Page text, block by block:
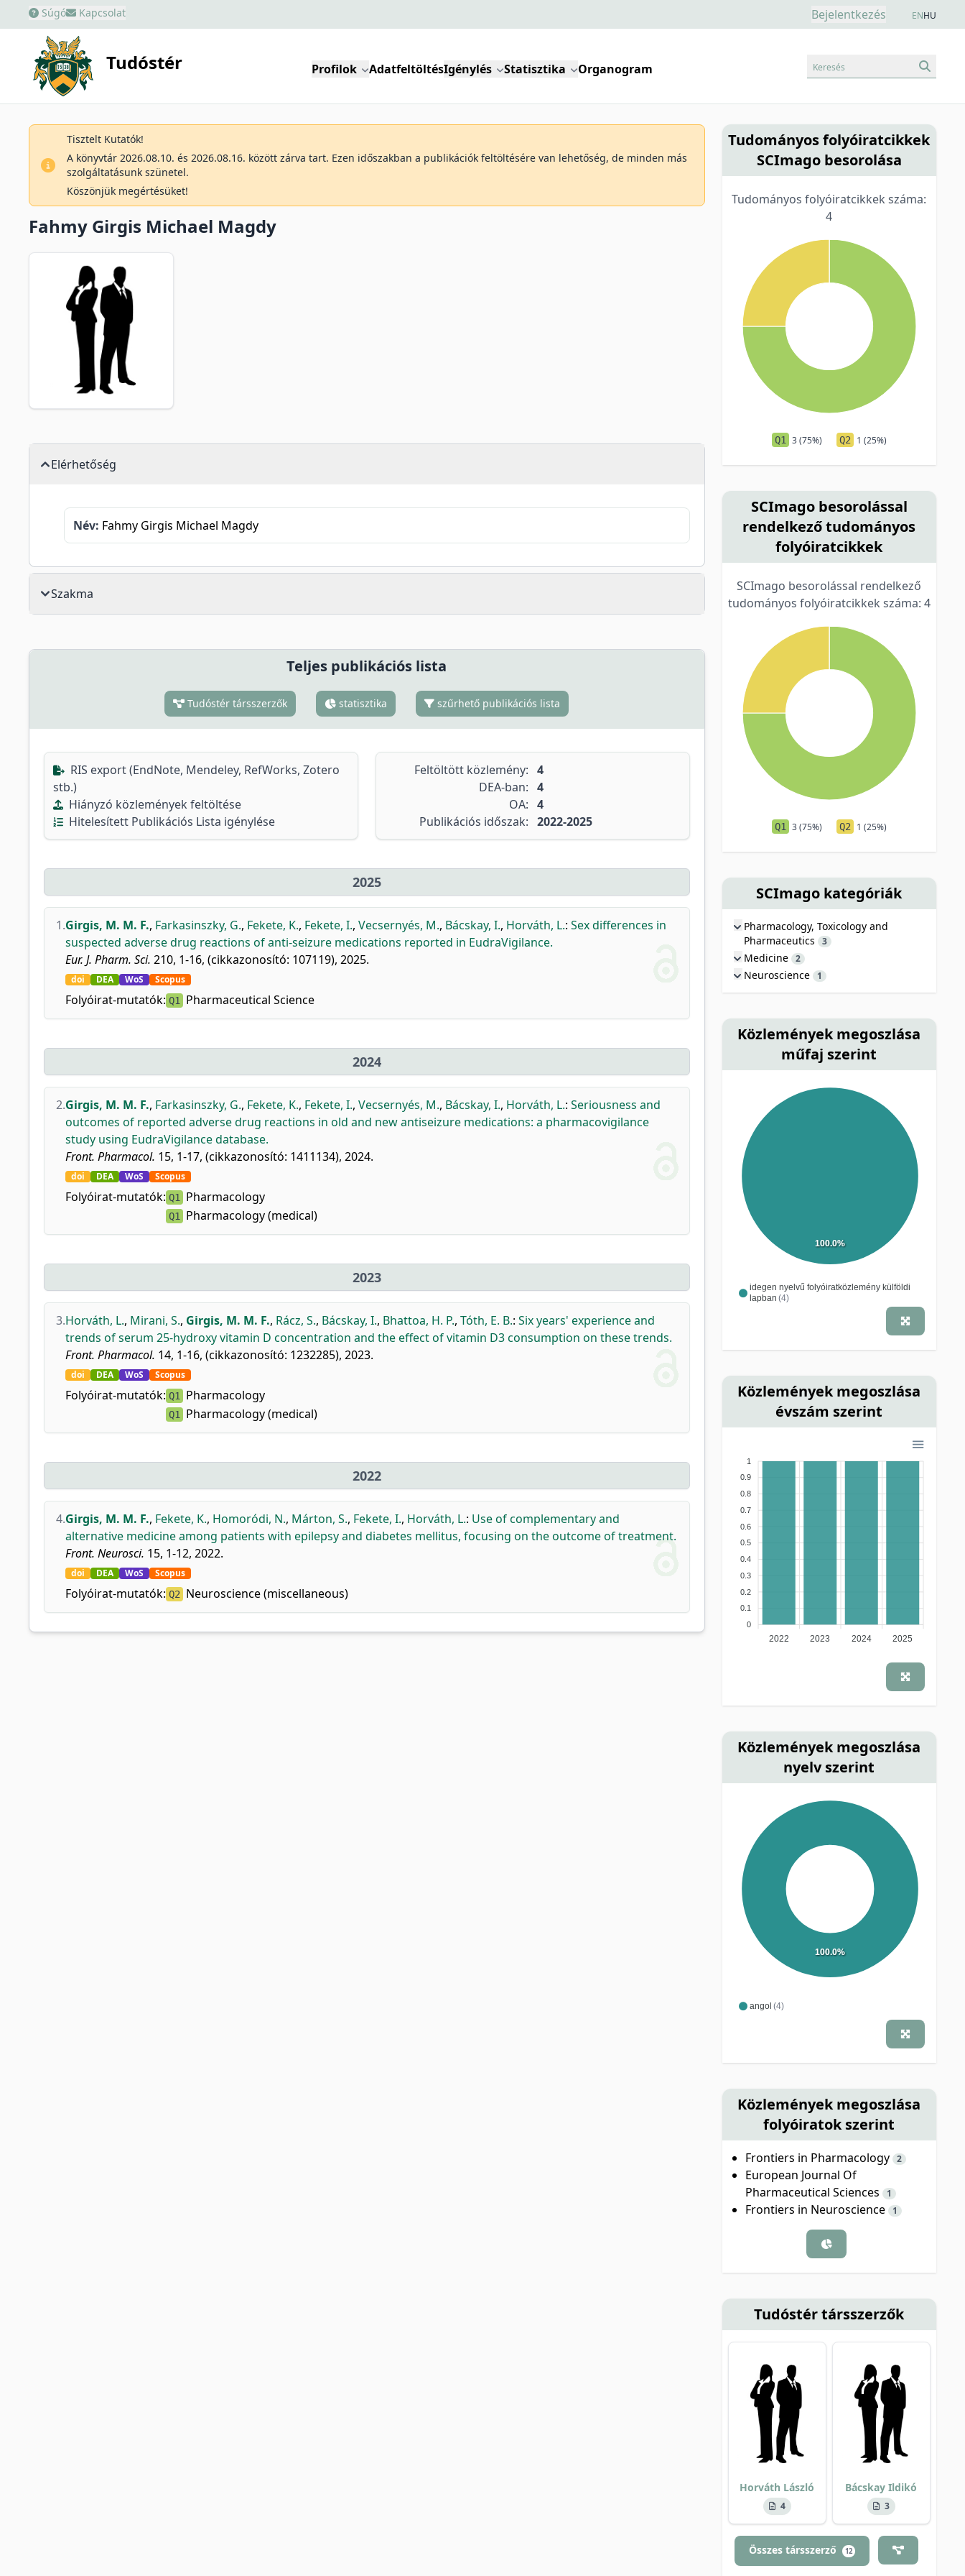
Súgó Kapcsolat Bejelentkezés ENHU
Tudóstér Profilok AdatfeltöltésIgénylés Statisztika Organogram Keresés
Tisztelt Kutatók!
A könyvtár 2026.08.10. és 2026.08.16. között zárva tart. Ezen időszakban a publikációk feltöltésére van lehetőség, de minden más
szolgáltatásunk szünetel.
Köszönjük megértésüket!
Fahmy Girgis Michael Magdy
Elérhetőség
Név: Fahmy Girgis Michael Magdy
Szakma
Teljes publikációs lista
Tudóstér társszerzők statisztika szűrhető publikációs lista
RIS export (EndNote, Mendeley, RefWorks, Zotero
stb.)
Hiányzó közlemények feltöltése
Hitelesített Publikációs Lista igénylése
Feltöltött közlemény: 4
DEA-ban: 4
OA: 4
Publikációs időszak: 2022-2025
2025
1.Girgis, M. M. F., Farkasinszky, G., Fekete, K., Fekete, I., Vecsernyés, M., Bácskay, I., Horváth, L.: Sex differences in
suspected adverse drug reactions of anti-seizure medications reported in EudraVigilance.
Eur. J. Pharm. Sci. 210, 1-16, (cikkazonosító: 107119), 2025.
doi DEA WoS Scopus
Folyóirat-mutatók: Q1 Pharmaceutical Science
2024
2.Girgis, M. M. F., Farkasinszky, G., Fekete, K., Fekete, I., Vecsernyés, M., Bácskay, I., Horváth, L.: Seriousness and
outcomes of reported adverse drug reactions in old and new antiseizure medications: a pharmacovigilance
study using EudraVigilance database.
Front. Pharmacol. 15, 1-17, (cikkazonosító: 1411134), 2024.
doi DEA WoS Scopus
Folyóirat-mutatók: Q1 Pharmacology
Q1 Pharmacology (medical)
2023
3.Horváth, L., Mirani, S., Girgis, M. M. F., Rácz, S., Bácskay, I., Bhattoa, H. P., Tóth, E. B.: Six years' experience and
trends of serum 25-hydroxy vitamin D concentration and the effect of vitamin D3 consumption on these trends.
Front. Pharmacol. 14, 1-16, (cikkazonosító: 1232285), 2023.
doi DEA WoS Scopus
Folyóirat-mutatók: Q1 Pharmacology
Q1 Pharmacology (medical)
2022
4.Girgis, M. M. F., Fekete, K., Homoródi, N., Márton, S., Fekete, I., Horváth, L.: Use of complementary and
alternative medicine among patients with epilepsy and diabetes mellitus, focusing on the outcome of treatment.
Front. Neurosci. 15, 1-12, 2022.
doi DEA WoS Scopus
Folyóirat-mutatók: Q2 Neuroscience (miscellaneous)
Tudományos folyóiratcikkek
SCImago besorolása
Tudományos folyóiratcikkek száma:
4
Q1 3 (75%) Q2 1 (25%)
SCImago besorolással
rendelkező tudományos
folyóiratcikkek
SCImago besorolással rendelkező
tudományos folyóiratcikkek száma: 4
Q1 3 (75%) Q2 1 (25%)
SCImago kategóriák
Pharmacology, Toxicology and
Pharmaceutics
3
Medicine 2
Neuroscience 1
Közlemények megoszlása
műfaj szerint
idegen nyelvű folyóiratközlemény külföldi
lapban (4)
100.0%
Közlemények megoszlása
évszám szerint
1
0.9
0.8
0.7
0.6
0.5
0.4
0.3
0.2
0.1
0
2022 2023 2024 2025
Közlemények megoszlása
nyelv szerint
angol (4)
100.0%
Közlemények megoszlása
folyóiratok szerint
Frontiers in Pharmacology 2
European Journal Of
Pharmaceutical Sciences
1
Frontiers in Neuroscience 1
Tudóstér társszerzők
Horváth László
4
Bácskay Ildikó
3
Összes társszerző 12